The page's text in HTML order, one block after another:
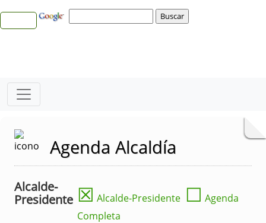
Agenda Alcaldía
Alcalde-
Presidente ☒ Alcalde-Presidente ☐ Agenda
Completa